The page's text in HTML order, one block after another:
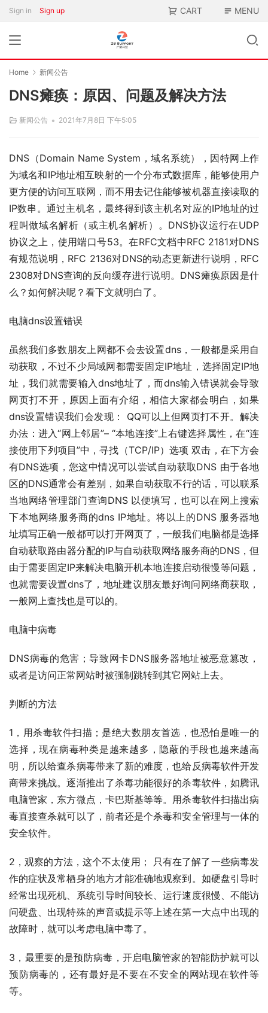
Sign in Sign up CART MENU
Home 新闻公告
DNS瘫痪：原因、问题及解决方法
新闻公告 • 2021年7月8日 下午5:05
DNS（Domain Name System，域名系统），因特网上作
为域名和IP地址相互映射的一个分布式数据库，能够使用户
更方便的访问互联网，而不用去记住能够被机器直接读取的
IP数串。通过主机名，最终得到该主机名对应的IP地址的过
程叫做域名解析（或主机名解析）。DNS协议运行在UDP
协议之上，使用端口号53。在RFC文档中RFC 2181对DNS
有规范说明，RFC 2136对DNS的动态更新进行说明，RFC
2308对DNS查询的反向缓存进行说明。DNS瘫痪原因是什
么？如何解决呢？看下文就明白了。
电脑dns设置错误
虽然我们多数朋友上网都不会去设置dns，一般都是采用自
动获取，不过不少局域网都需要固定IP地址，选择固定IP地
址，我们就需要输入dns地址了，而dns输入错误就会导致
网页打不开，原因上面有介绍，相信大家都会明白，如果
dns设置错误我们会发现： QQ可以上但网页打不开。解决
办法：进入“网上邻居”– “本地连接”上右键选择属性，在“连
接使用下列项目”中，寻找（TCP/IP）选项 双击，在下方会
有DNS选项，您这中情况可以尝试自动获取DNS 由于各地
区的DNS通常会有差别，如果自动获取不行的话，可以联系
当地网络管理部门查询DNS 以便填写，也可以在网上搜索
下本地网络服务商的dns IP地址。将以上的DNS 服务器地
址填写正确一般都可以打开网页了，一般我们电脑都是选择
自动获取路由器分配的IP与自动获取网络服务商的DNS，但
由于需要固定IP来解决电脑开机本地连接启动很慢等问题，
也就需要设置dns了，地址建议朋友最好询问网络商获取，
一般网上查找也是可以的。
电脑中病毒
DNS病毒的危害；导致网卡DNS服务器地址被恶意篡改，
或者是访问正常网站时被强制跳转到其它网站上去。
判断的方法
1，用杀毒软件扫描；是绝大数朋友首选，也恐怕是唯一的
选择，现在病毒种类是越来越多，隐蔽的手段也越来越高
明，所以给查杀病毒带来了新的难度，也给反病毒软件开发
商带来挑战。逐渐推出了杀毒功能很好的杀毒软件，如腾讯
电脑管家，东方微点，卡巴斯基等等。用杀毒软件扫描出病
毒直接查杀就可以了，前者还是个杀毒和安全管理与一体的
安全软件。
2，观察的方法，这个不太使用； 只有在了解了一些病毒发
作的症状及常栖身的地方才能准确地观察到。如硬盘引导时
经常出现死机、系统引导时间较长、运行速度很慢、不能访
问硬盘、出现特殊的声音或提示等上述在第一大点中出现的
故障时，就可以考虑电脑中毒了。
3，最重要的是预防病毒，开启电脑管家的智能防护就可以
预防病毒的，还有最好是不要在不安全的网站现在软件等
等。